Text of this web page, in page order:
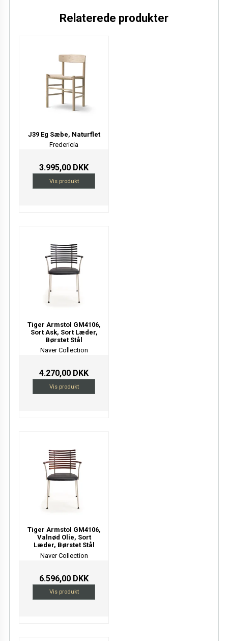
Relaterede produkter
J39 Eg Sæbe, Naturflet
Fredericia
3.995,00 DKK
Vis produkt
Tiger Armstol GM4106,
Sort Ask, Sort Læder,
Børstet Stål
Naver Collection
4.270,00 DKK
Vis produkt
Tiger Armstol GM4106,
Valnød Olie, Sort
Læder, Børstet Stål
Naver Collection
6.596,00 DKK
Vis produkt